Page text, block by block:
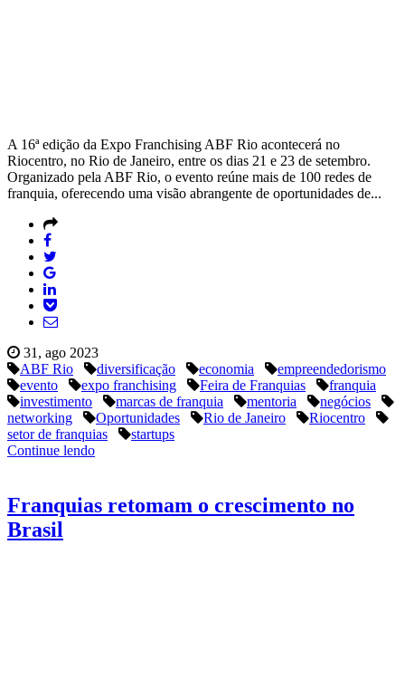
A 16ª edição da Expo Franchising ABF Rio acontecerá no
Riocentro, no Rio de Janeiro, entre os dias 21 e 23 de setembro.
Organizado pela ABF Rio, o evento reúne mais de 100 redes de
franquia, oferecendo uma visão abrangente de oportunidades de...
31, ago 2023
ABF Rio
diversificação economia
empreendedorismo
evento
expo franchising Feira de Franquias
franquia
investimento
marcas de franquia mentoria
negócios
networking
Oportunidades Rio de Janeiro
Riocentro
setor de franquias
startups
Continue lendo
Franquias retomam o crescimento no
Brasil